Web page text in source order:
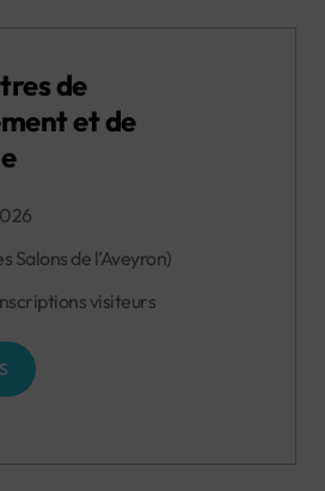
de
et de
Salons de l’Aveyron)
visiteurs